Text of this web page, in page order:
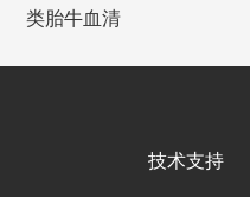
类胎牛血清
技术支持